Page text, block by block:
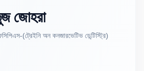
জোহরা
(ট্রেইনি অন কনজারভেটিভ ডেন্টিস্ট্রি)